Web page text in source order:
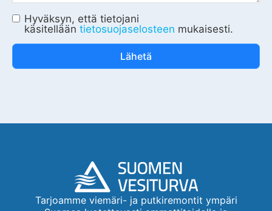
Hyväksyn, että tietojani
käsitellään tietosuojaselosteen mukaisesti.
Lähetä
Tarjoamme viemäri- ja putkiremontit ympäri